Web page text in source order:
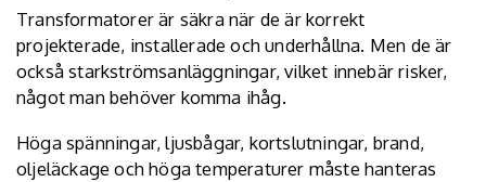
Transformatorer är säkra när de är korrekt
projekterade, installerade och underhållna. Men de är
också starkströmsanläggningar, vilket innebär risker,
något man behöver komma ihåg.
Höga spänningar, ljusbågar, kortslutningar, brand,
oljeläckage och höga temperaturer måste hanteras